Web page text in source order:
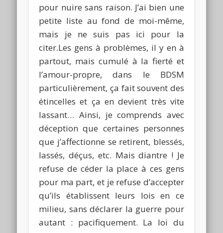
pour nuire sans raison. J’ai bien une
petite liste au fond de moi-même,
mais je ne suis pas ici pour la
citer.Les gens à problèmes, il y en à
partout, mais cumulé à la fierté et
l’amour-propre, dans le BDSM
particulièrement, ça fait souvent des
étincelles et ça en devient très vite
lassant… Ainsi, je comprends avec
déception que certaines personnes
que j’affectionne se retirent, blessés,
lassés, déçus, etc. Mais diantre ! Je
refuse de céder la place à ces gens
pour ma part, et je refuse d’accepter
qu’ils établissent leurs lois en ce
milieu, sans déclarer la guerre pour
autant : pacifiquement. La loi du